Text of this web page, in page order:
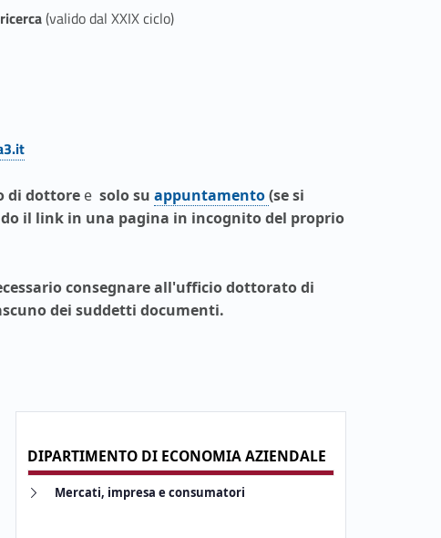
(valido dal XXIX ciclo)
di dottore e solosu
Link identifier #identifier__119444-6
appuntamento(se si
il link in una pagina in incognito del proprio
consegnare all'ufficio dottorato di
dei suddetti documenti.
DIPARTIMENTO DI ECONOMIA AZIENDALE
Link identifier #identifier__40397-10 Mercati, impresa e consumatori